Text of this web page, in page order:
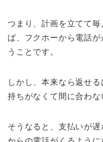
つまり、計画を立てて
ば、フクホーから電話
うことです。
しかし、本来なら返せ
持ちがなくて間に合わな
そうなると、支払いが